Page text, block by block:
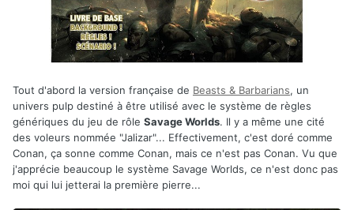
Tout d'abord la version française de Beasts & Barbarians, un
univers pulp destiné à être utilisé avec le système de règles
génériques du jeu de rôle Savage Worlds. Il y a même une cité
des voleurs nommée "Jalizar"... Effectivement, c'est doré comme
Conan, ça sonne comme Conan, mais ce n'est pas Conan. Vu que
j'apprécie beaucoup le système Savage Worlds, ce n'est donc pas
moi qui lui jetterai la première pierre...